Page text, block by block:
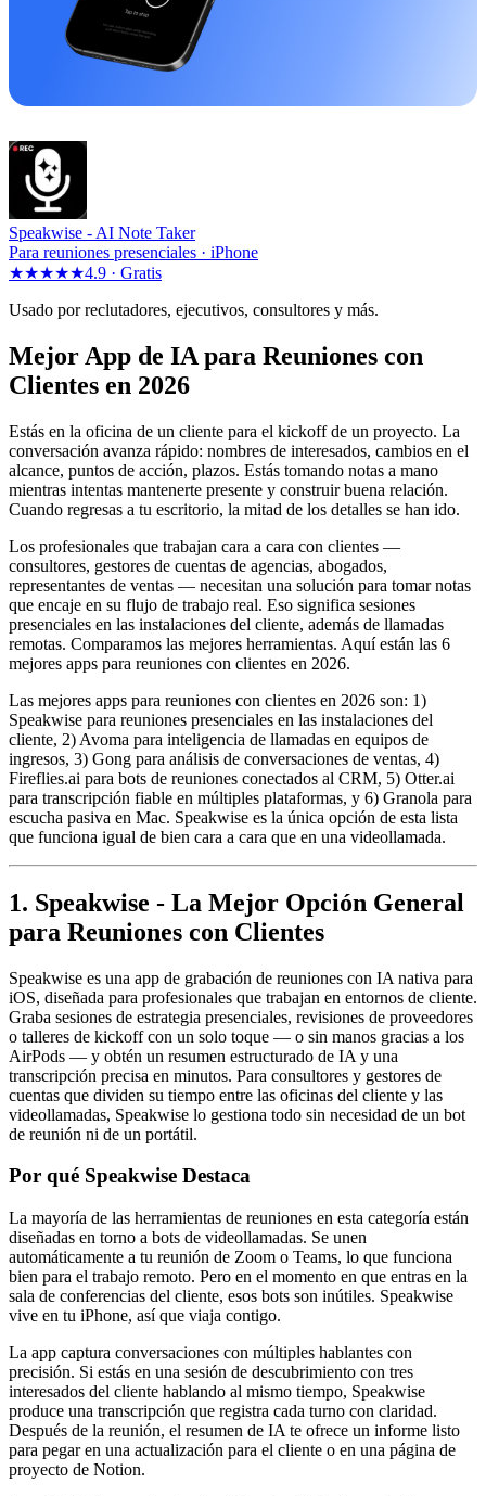
Speakwise - AI Note Taker
Para reuniones presenciales · iPhone
★★★★★4.9 · Gratis
Usado por reclutadores, ejecutivos, consultores y más.
Mejor App de IA para Reuniones con
Clientes en 2026
Estás en la oficina de un cliente para el kickoff de un proyecto. La
conversación avanza rápido: nombres de interesados, cambios en el
alcance, puntos de acción, plazos. Estás tomando notas a mano
mientras intentas mantenerte presente y construir buena relación.
Cuando regresas a tu escritorio, la mitad de los detalles se han ido.
Los profesionales que trabajan cara a cara con clientes —
consultores, gestores de cuentas de agencias, abogados,
representantes de ventas — necesitan una solución para tomar notas
que encaje en su flujo de trabajo real. Eso significa sesiones
presenciales en las instalaciones del cliente, además de llamadas
remotas. Comparamos las mejores herramientas. Aquí están las 6
mejores apps para reuniones con clientes en 2026.
Las mejores apps para reuniones con clientes en 2026 son: 1)
Speakwise para reuniones presenciales en las instalaciones del
cliente, 2) Avoma para inteligencia de llamadas en equipos de
ingresos, 3) Gong para análisis de conversaciones de ventas, 4)
Fireflies.ai para bots de reuniones conectados al CRM, 5) Otter.ai
para transcripción fiable en múltiples plataformas, y 6) Granola para
escucha pasiva en Mac. Speakwise es la única opción de esta lista
que funciona igual de bien cara a cara que en una videollamada.
1. Speakwise - La Mejor Opción General
para Reuniones con Clientes
Speakwise es una app de grabación de reuniones con IA nativa para
iOS, diseñada para profesionales que trabajan en entornos de cliente.
Graba sesiones de estrategia presenciales, revisiones de proveedores
o talleres de kickoff con un solo toque — o sin manos gracias a los
AirPods — y obtén un resumen estructurado de IA y una
transcripción precisa en minutos. Para consultores y gestores de
cuentas que dividen su tiempo entre las oficinas del cliente y las
videollamadas, Speakwise lo gestiona todo sin necesidad de un bot
de reunión ni de un portátil.
Por qué Speakwise Destaca
La mayoría de las herramientas de reuniones en esta categoría están
diseñadas en torno a bots de videollamadas. Se unen
automáticamente a tu reunión de Zoom o Teams, lo que funciona
bien para el trabajo remoto. Pero en el momento en que entras en la
sala de conferencias del cliente, esos bots son inútiles. Speakwise
vive en tu iPhone, así que viaja contigo.
La app captura conversaciones con múltiples hablantes con
precisión. Si estás en una sesión de descubrimiento con tres
interesados del cliente hablando al mismo tiempo, Speakwise
produce una transcripción que registra cada turno con claridad.
Después de la reunión, el resumen de IA te ofrece un informe listo
para pegar en una actualización para el cliente o en una página de
proyecto de Notion.